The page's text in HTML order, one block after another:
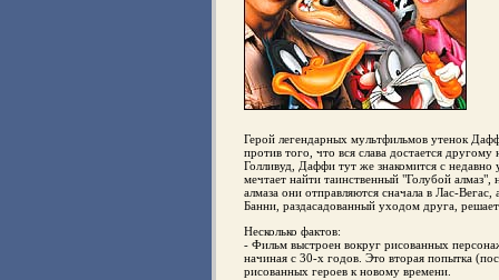
Герой легендарных мультфильмов утенок
против того, что вся слава достается
Голливуд, Даффи тут же знакомится с
мечтает найти таинственный "Голубой
алмаза они отправляются сначала в Лас-
Банни, раздасадованный уходом друга,
Несколько фактов:
- Фильм выстроен вокруг рисованных
начиная с 30-х годов. Это вторая попытка
рисованных героев к новому времени.